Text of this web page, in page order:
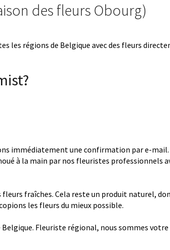
des fleurs Obourg)
les régions de Belgique avec des fleurs
immédiatement une confirmation par e-mail.
à la main par nos fleuristes professionnels
fraîches. Cela reste un produit naturel,
les fleurs du mieux possible.
Fleuriste régional, nous sommes